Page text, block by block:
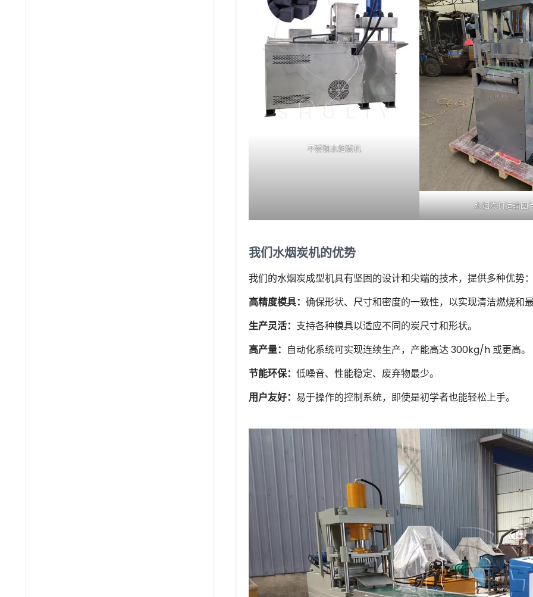
不锈钢水烟炭机
水烟炭机运输图
我们水烟炭机的优势
我们的水烟炭成型机具有坚固的设计和尖端的技术，提供多种优势
高精度模具： 确保形状、尺寸和密度的一致性，以实现清洁燃烧和
生产灵活： 支持各种模具以适应不同的炭尺寸和形状。
高产量： 自动化系统可实现连续生产，产能高达 300kg/h 或更高。
节能环保： 低噪音、性能稳定、废弃物最少。
用户友好： 易于操作的控制系统，即使是初学者也能轻松上手。